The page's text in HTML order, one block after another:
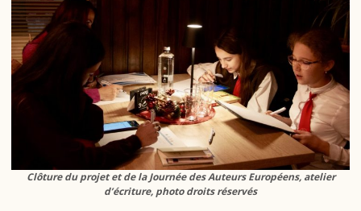
Clôture du projet et de la Journée des Auteurs Européens, atelier
d’écriture, photo droits réservés